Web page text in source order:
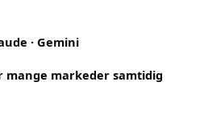
· Gemini
mange markeder samtidig